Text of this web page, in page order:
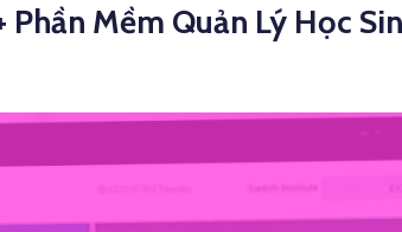
Phần Mềm Quản Lý Học